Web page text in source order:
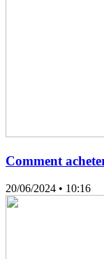
Comment
20/06/2024 • 10:16